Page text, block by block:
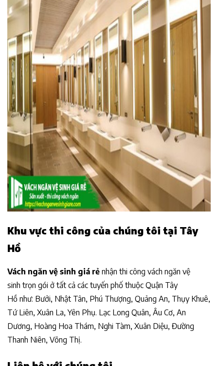
Khu vực thi công của chúng tôi tại Tây
Hồ
Vách ngăn vệ sinh giá rẻ nhận thi công vách ngăn vệ
sinh trọn gói ở tất cả các tuyến phố thuộc Quận Tây
Hồ như: Bưởi, Nhật Tân, Phú Thượng, Quảng An, Thụy Khuê,
Tứ Liên, Xuân La, Yên Phụ. Lạc Long Quân, Âu Cơ, An
Dương, Hoàng Hoa Thám, Nghi Tàm, Xuân Diệu, Đường
Thanh Niên, Võng Thị.